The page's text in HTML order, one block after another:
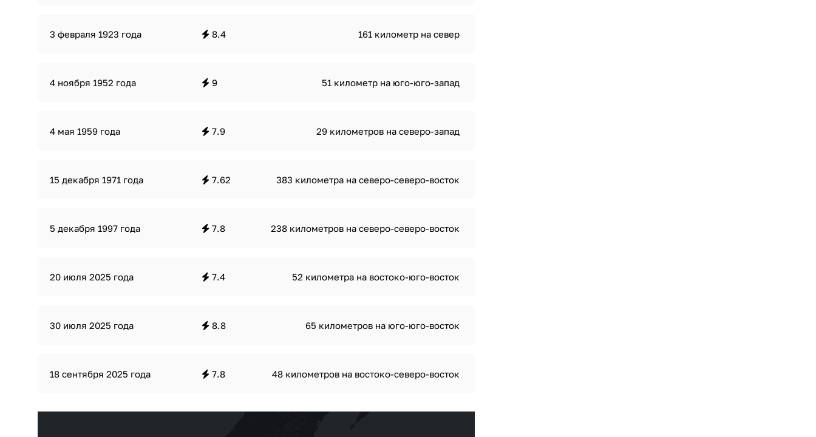
3 февраля 1923 года 8.4 161 километр на север
4 ноября 1952 года 9 51 километр на юго-юго-запад
4 мая 1959 года 7.9 29 километров на северо-запад
15 декабря 1971 года 7.62 383 километра на северо-северо-восток
5 декабря 1997 года 7.8 238 километров на северо-северо-восток
20 июля 2025 года 7.4 52 километра на востоко-юго-восток
30 июля 2025 года 8.8 65 километров на юго-юго-восток
18 сентября 2025 года 7.8 48 километров на востоко-северо-восток